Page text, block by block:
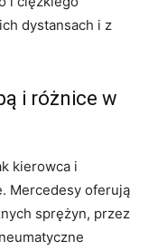
dystansach i z
i różnice w
kierowca i
Mercedesy oferują
sprężyn, przez